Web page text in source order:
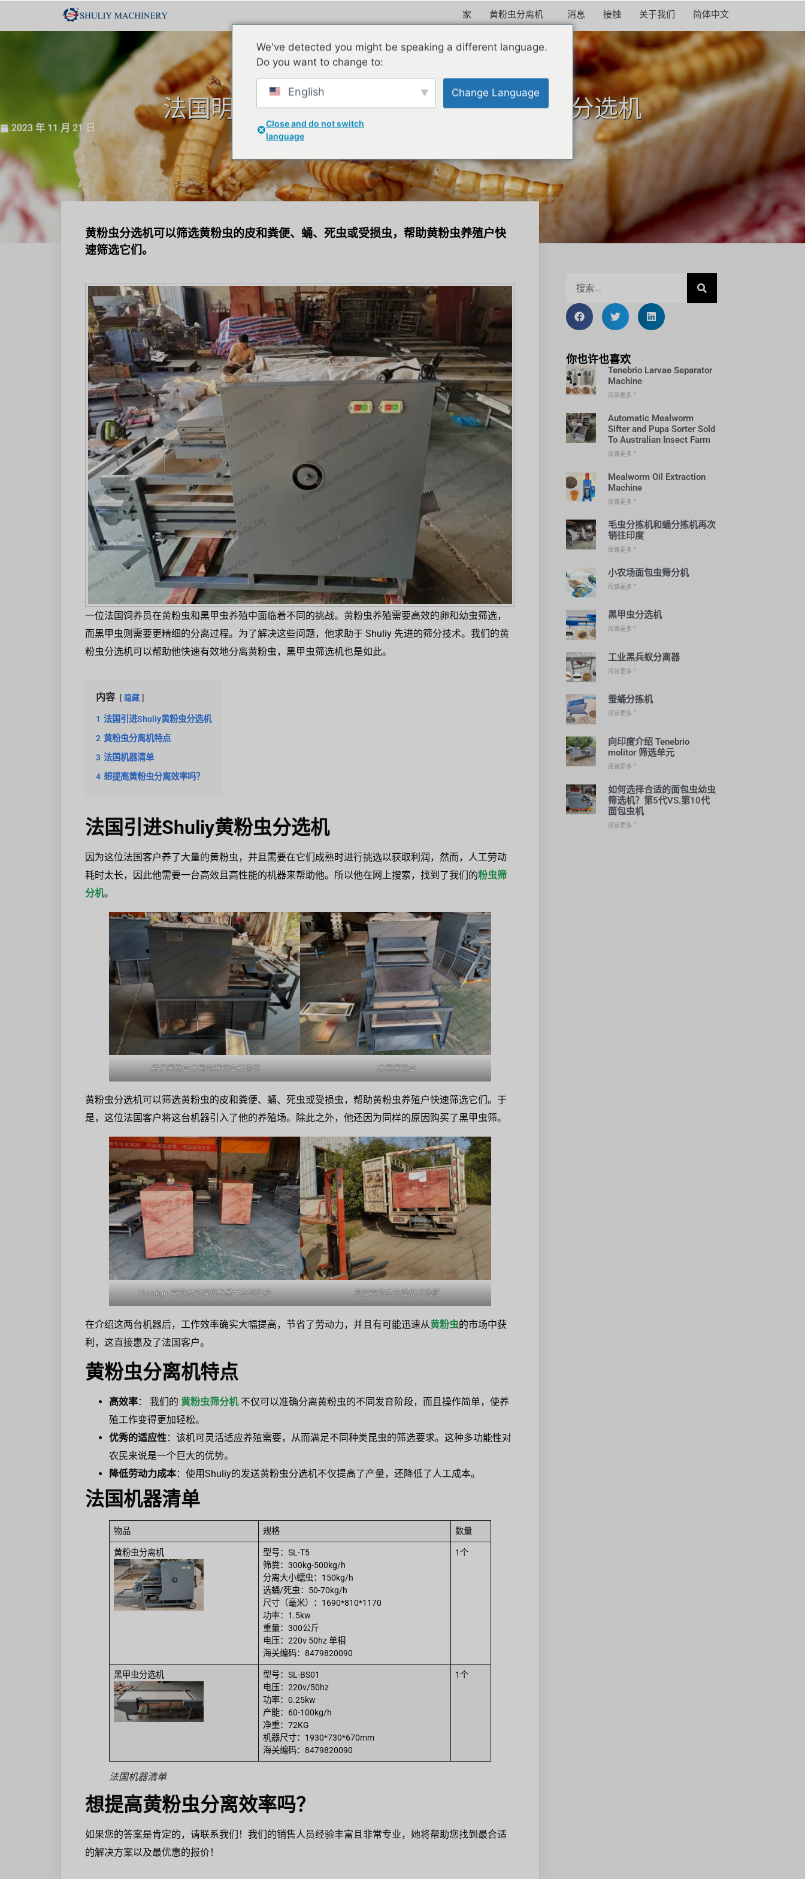
家 黄粉虫分离机 消息 接触 关于我们 简体中文
法国明智之选：黄粉虫分选机、黑甲虫分选机
2023 年 11 月 21 日
黄粉虫分选机可以筛选黄粉虫的皮和粪便、蛹、死虫或受损虫，帮助黄粉虫养殖户快
速筛选它们。
一位法国饲养员在黄粉虫和黑甲虫养殖中面临着不同的挑战。黄粉虫养殖需要高效的卵和幼虫筛选，
而黑甲虫则需要更精细的分离过程。为了解决这些问题，他求助于 Shuliy 先进的筛分技术。我们的黄
粉虫分选机可以帮助他快速有效地分离黄粉虫，黑甲虫筛选机也是如此。
内容 隐藏
1 法国引进Shuliy黄粉虫分选机
2 黄粉虫分离机特点
3 法国机器清单
4 想提高黄粉虫分离效率吗？
法国引进Shuliy黄粉虫分选机
因为这位法国客户养了大量的黄粉虫，并且需要在它们成熟时进行挑选以获取利润，然而，人工劳动
耗时太长，因此他需要一台高效且高性能的机器来帮助他。所以他在网上搜索，找到了我们的粉虫筛
分机。
用于黄粉虫分离的黄粉虫分选机 分离黄粉虫
黄粉虫分选机可以筛选黄粉虫的皮和粪便、蛹、死虫或受损虫，帮助黄粉虫养殖户快速筛选它们。于
是，这位法国客户将这台机器引入了他的养殖场。除此之外，他还因为同样的原因购买了黑甲虫筛。
Pacakge 黄粉虫分离机和黑甲虫筛选机 发送黄粉虫分选机到法国
在介绍这两台机器后，工作效率确实大幅提高，节省了劳动力，并且有可能迅速从黄粉虫的市场中获
利，这直接惠及了法国客户。
黄粉虫分离机特点
高效率： 我们的 黄粉虫筛分机不仅可以准确分离黄粉虫的不同发育阶段，而且操作简单，使养
殖工作变得更加轻松。
优秀的适应性：该机可灵活适应养殖需要，从而满足不同种类昆虫的筛选要求。这种多功能性对
农民来说是一个巨大的优势。
降低劳动力成本：使用Shuliy的发送黄粉虫分选机不仅提高了产量，还降低了人工成本。
法国机器清单
物品 规格 数量
黄粉虫分离机
型号：SL-T5
筛粪：300kg-500kg/h
分离大小蠕虫：150kg/h
选蛹/死虫：50-70kg/h
尺寸（毫米）：1690*810*1170
功率：1.5kw
重量：300公斤
电压：220v 50hz 单相
海关编码：8479820090
1个
黑甲虫分选机
型号：SL-BS01
电压：220v/50hz
功率：0.25kw
产能：60-100kg/h
净重：72KG
机器尺寸：1930*730*670mm
海关编码：8479820090
1个
法国机器清单
想提高黄粉虫分离效率吗？
如果您的答案是肯定的，请联系我们！我们的销售人员经验丰富且非常专业，她将帮助您找到最合适
的解决方案以及最优惠的报价！
你也许也喜欢
Tenebrio Larvae Separator
Machine
阅读更多 ”
Automatic Mealworm
Sifter and Pupa Sorter Sold
To Australian Insect Farm
阅读更多 ”
Mealworm Oil Extraction
Machine
阅读更多 ”
毛虫分拣机和蛹分拣机再次
销往印度
阅读更多 ”
小农场面包虫筛分机
阅读更多 ”
黑甲虫分选机
阅读更多 ”
工业黑兵蚁分离器
阅读更多 ”
蚕蛹分拣机
阅读更多 ”
向印度介绍 Tenebrio
molitor 筛选单元
阅读更多 ”
如何选择合适的面包虫幼虫
筛选机？第5代VS.第10代
面包虫机
阅读更多 ”
We've detected you might be speaking a different language.
Do you want to change to:
English Change Language
Close and do not switch
language